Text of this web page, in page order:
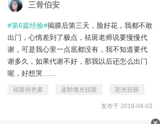
三骨伯安
#第6篇经验#揭膜后第三天，脸好花，我都不敢
出门，心情差到了极点，祛斑老师说要慢慢代
谢，可是我心里一点底都没有，我不知道要代
谢多久，如果代谢不好，那我以后还怎么出门
呢，好想哭……
祛斑祛色素 皮秒激光祛斑 彩光祛斑
发布于 2018-04-03